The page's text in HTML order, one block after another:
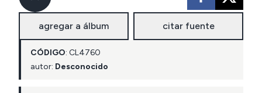
agregar a álbum citar fuente
CÓDIGO: CL4760
autor: Desconocido